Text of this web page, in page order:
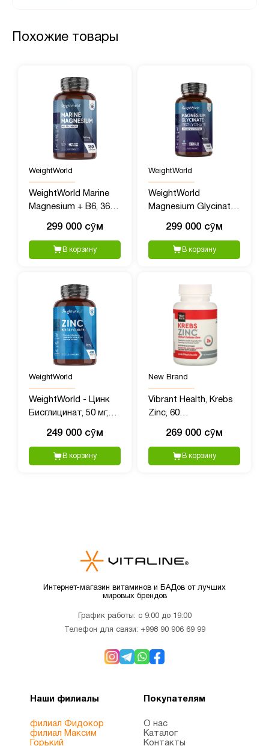
Похожие товары
WeightWorld
WeightWorld Marine
Magnesium + B6, 360
299 000 сӯм
В корзину
WeightWorld
WeightWorld
Magnesium Glycinate,
299 000 сӯм
В корзину
WeightWorld
WeightWorld - Цинк
Бисглицинат, 50 мг,
249 000 сӯм
В корзину
New Brand
Vibrant Health, Krebs
Zinc, 60
269 000 сӯм
В корзину
Интернет-магазин витаминов и БАДов от лучших
мировых брендов
График работы: с 9:00 до 19:00
Телефон для связи: +998 90 906 69 99
Наши филиалы
филиал Фидокор
филиал Максим
Горький
Покупателям
О нас
Каталог
Контакты